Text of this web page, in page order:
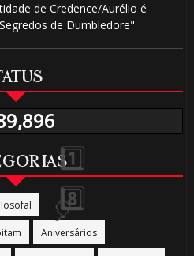
de Credence/Aurélio é
de Dumbledore"
Aniversários